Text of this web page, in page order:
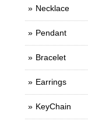
Necklace
Pendant
Bracelet
Earrings
KeyChain